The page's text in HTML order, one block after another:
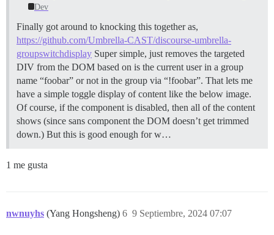
Dev
Finally got around to knocking this together as,
https://github.com/Umbrella-CAST/discourse-umbrella-
groupswitchdisplay Super simple, just removes the targeted
DIV from the DOM based on is the current user in a group
name “foobar” or not in the group via “!foobar”. That lets me
have a simple toggle display of content like the below image.
Of course, if the component is disabled, then all of the content
shows (since sans component the DOM doesn’t get trimmed
down.) But this is good enough for w…
1 me gusta
nwnuyhs (Yang Hongsheng) 9 Septiembre, 2024 07:07
6